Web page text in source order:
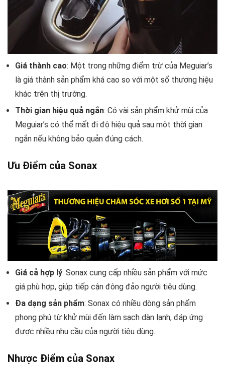
Giá thành cao: Một trong những điểm trừ của Meguiar’s
là giá thành sản phẩm khá cao so với một số thương hiệu
khác trên thị trường.
Thời gian hiệu quả ngắn: Có vài sản phẩm khử mùi của
Meguiar’s có thể mất đi độ hiệu quả sau một thời gian
ngắn nếu không bảo quản đúng cách.
Ưu Điểm của Sonax
Giá cả hợp lý: Sonax cung cấp nhiều sản phẩm với mức
giá phù hợp, giúp tiếp cận đông đảo người tiêu dùng.
Đa dạng sản phẩm: Sonax có nhiều dòng sản phẩm
phong phú từ khử mùi đến làm sạch dàn lạnh, đáp ứng
được nhiều nhu cầu của người tiêu dùng.
Nhược Điểm của Sonax